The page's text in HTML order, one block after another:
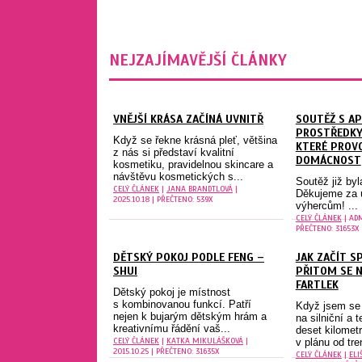
NEJZAJÍMAVĚJŠÍ ČLÁNKY
VNĚJŠÍ KRÁSA ZAČÍNÁ UVNITŘ
Když se řekne krásná pleť, většina
z nás si představí kvalitní
kosmetiku, pravidelnou skincare a
návštěvu kosmetických s...
CELÝ ČLÁNEK | JANA BRANDTLOVÁ |
2025.10.18 | PŘEČTENO: 539X
SOUTĚŽ S
KTERÉ
DOMÁCNOST
Soutěž již
Děkujeme za
výhercům! ...
CELÝ ČLÁNEK|
PŘEČTENO: 31653X
DĚTSKÝ POKOJ PODLE FENG –
SHUI
Dětský pokoj je místnost
s kombinovanou funkcí. Patří
nejen k bujarým dětským hrám a
kreativnímu řádění vaš...
CELÝ ČLÁNEK | KATKA MIKULÁŠKOVÁ |
2015.10.25 | PŘEČTENO: 31635X
JAK ZAČÍT
PŘITOM SE
FARTLEK
Když jsem
na silniční a
deset
v plánu od
CELÝ ČLÁNEK|